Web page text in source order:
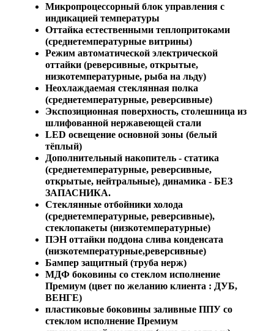
Микропроцессорный блок управления с
индикацией температуры
Оттайка естественными теплопритоками
(среднетемпературные витрины)
Режим автоматической электрической
оттайки (реверсивные, открытые,
низкотемпературные, рыба на льду)
Неохлаждаемая стеклянная полка
(среднетемпературные, реверсивные)
Экспозиционная поверхность, столешница из
шлифованной нержавеющей стали
LED освещение основной зоны (белый
тёплый)
Дополнительный накопитель - статика
(среднетемпературные, реверсивные,
открытые, нейтральные), динамика - БЕЗ
ЗАПАСНИКА.
Стеклянные отбойники холода
(среднетемпературные, реверсивные),
стеклопакеты (низкотемпературные)
ПЭН оттайки поддона слива конденсата
(низкотемпературные,реверсивные)
Бампер защитный (труба нерж)
МДФ боковины со стеклом исполнение
Премиум (цвет по желанию клиента : ДУБ,
ВЕНГЕ)
пластиковые боковины заливные ППУ со
стеклом исполнение Премиум